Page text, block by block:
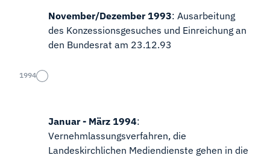
November/Dezember 1993: Ausarbeitung
des Konzessionsgesuches und Einreichung an
den Bundesrat am 23.12.93
1994
Januar - März 1994:
Vernehmlassungsverfahren, die
Landeskirchlichen Mediendienste gehen in die